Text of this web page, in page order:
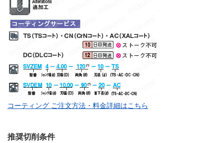
コーティング ご注文方法・料金詳細はこちら
推奨切削条件